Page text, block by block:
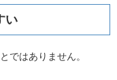
い
ではありません。